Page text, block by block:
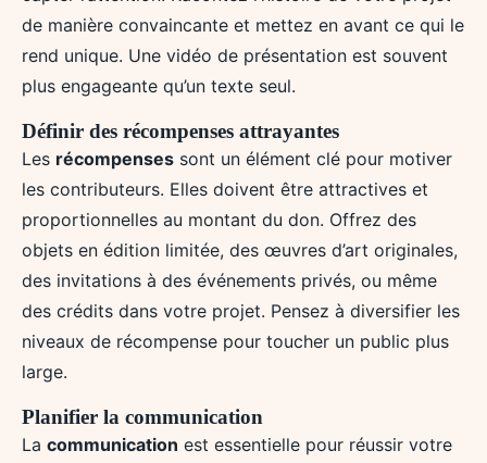
de manière convaincante et mettez en avant ce qui le
rend unique. Une vidéo de présentation est souvent
plus engageante qu’un texte seul.
Définir des récompenses attrayantes
Les récompenses sont un élément clé pour motiver
les contributeurs. Elles doivent être attractives et
proportionnelles au montant du don. Offrez des
objets en édition limitée, des œuvres d’art originales,
des invitations à des événements privés, ou même
des crédits dans votre projet. Pensez à diversifier les
niveaux de récompense pour toucher un public plus
large.
Planifier la communication
La communication est essentielle pour réussir votre